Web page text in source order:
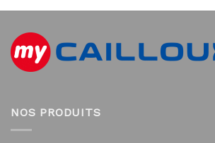
NOS PRODUITS